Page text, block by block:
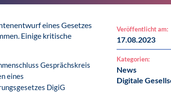
eines Gesetzes
Einige kritische
Gesprächskreis
eines
DigiG
Veröffentlicht am:
17.08.2023
Kategorien:
News
Digitale